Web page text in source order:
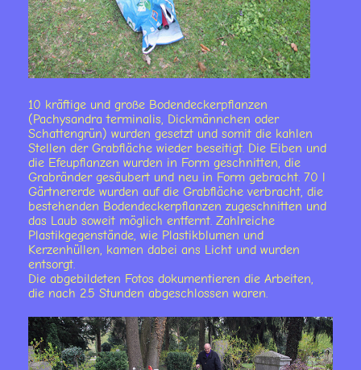
10 kräftige und große Bodendeckerpflanzen
(Pachysandra terminalis, Dickmännchen oder
Schattengrün) wurden gesetzt und somit die kahlen
Stellen der Grabfläche wieder beseitigt. Die Eiben und
die Efeupflanzen wurden in Form geschnitten, die
Grabränder gesäubert und neu in Form gebracht. 70 l
Gärtnererde wurden auf die Grabfläche verbracht, die
bestehenden Bodendeckerpflanzen zugeschnitten und
das Laub soweit möglich entfernt. Zahlreiche
Plastikgegenstände, wie Plastikblumen und
Kerzenhüllen, kamen dabei ans Licht und wurden
entsorgt.
Die abgebildeten Fotos dokumentieren die Arbeiten,
die nach 2.5 Stunden abgeschlossen waren.